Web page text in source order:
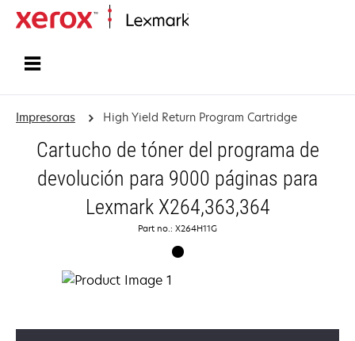
Impresoras High Yield Return Program Cartridge
Cartucho de tóner del programa de
devolución para 9000 páginas para
Lexmark X264,363,364
Part no.: X264H11G